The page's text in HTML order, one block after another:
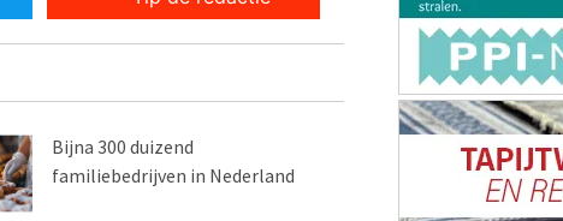
Bijna 300 duizend
familiebedrijven in Nederland